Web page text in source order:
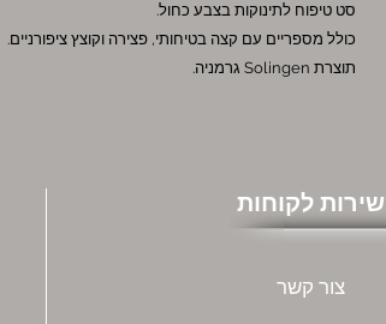
סט טיפוח לתינוקות בצבע כחול.
כולל מספריים עם קצה בטיחותי, פצירה וקוצץ ציפורניים.
תוצרת Solingen גרמניה.
שירות לקוחות
צור קשר